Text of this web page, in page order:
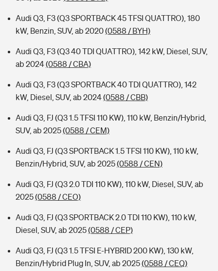
Audi Q3, F3 (Q3 SPORTBACK 45 TFSI QUATTRO), 180
kW, Benzin, SUV, ab 2020(0588 / BYH)
Audi Q3, F3 (Q3 40 TDI QUATTRO), 142 kW, Diesel, SUV,
ab 2024(0588 / CBA)
Audi Q3, F3 (Q3 SPORTBACK 40 TDI QUATTRO), 142
kW, Diesel, SUV, ab 2024(0588 / CBB)
Audi Q3, FJ (Q3 1.5 TFSI 110 KW), 110 kW, Benzin/Hybrid,
SUV, ab 2025(0588 / CEM)
Audi Q3, FJ (Q3 SPORTBACK 1.5 TFSI 110 KW), 110 kW,
Benzin/Hybrid, SUV, ab 2025(0588 / CEN)
Audi Q3, FJ (Q3 2.0 TDI 110 KW), 110 kW, Diesel, SUV, ab
2025(0588 / CEO)
Audi Q3, FJ (Q3 SPORTBACK 2.0 TDI 110 KW), 110 kW,
Diesel, SUV, ab 2025(0588 / CEP)
Audi Q3, FJ (Q3 1.5 TFSI E-HYBRID 200 KW), 130 kW,
Benzin/Hybrid Plug In, SUV, ab 2025(0588 / CEQ)